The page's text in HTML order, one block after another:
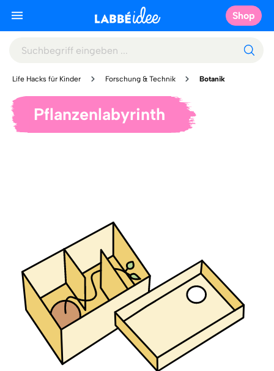
Shop
Life Hacks für Kinder Forschung & Technik Botanik
Pflanzenlabyrinth